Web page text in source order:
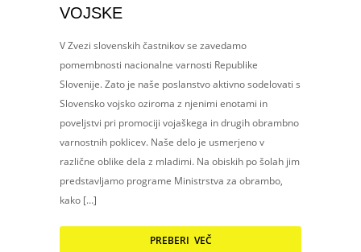
VOJSKE
V Zvezi slovenskih častnikov se zavedamo
pomembnosti nacionalne varnosti Republike
Slovenije. Zato je naše poslanstvo aktivno sodelovati s
Slovensko vojsko oziroma z njenimi enotami in
poveljstvi pri promociji vojaškega in drugih obrambno
varnostnih poklicev. Naše delo je usmerjeno v
različne oblike dela z mladimi. Na obiskih po šolah jim
predstavljamo programe Ministrstva za obrambo,
kako […]
PREBERI VEČ